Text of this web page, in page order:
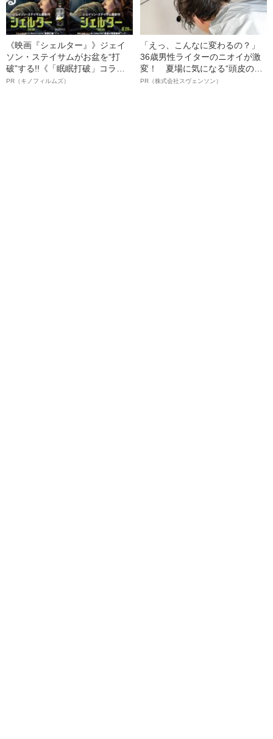
《映画『シェルター』》ジェイ
ソン・ステイサムがお盆を“打
破”する!!《「眠眠打破」コラ
ボ》
PR（キノフィルムズ）
「えっ、こんなに変わるの？」
36歳男性ライターのニオイが激
変！ 夏場に気になる“頭皮のニ
オイ”や“ベタつき”を解消す
PR（株式会社スヴェンソン）